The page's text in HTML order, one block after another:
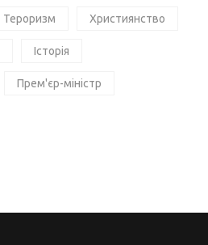
Тероризм Християнство
Історія
Прем'єр-міністр